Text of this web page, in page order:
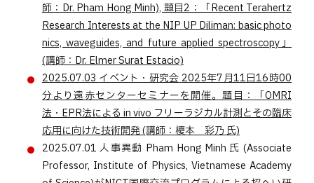
師：Dr. Pham Hong Minh), 題目2：「Recent Terahertz
Research Interests at the NIP UP Diliman: basic photo
nics, waveguides, and future applied spectroscopy」
(講師：Dr. Elmer Surat Estacio)
2025.07.03 イベント・研究会 2025年7月11日16時00
分より遠赤センターセミナーを開催。題目：「OMRI
法・EPR法による in vivo フリーラジカル計測とその臨床
応用に向けた技術開発 (講師：榎本 彩乃 氏)
2025.07.01 人事異動 Pham Hong Minh 氏 (Associate
Professor, Institute of Physics, Vietnamese Academy